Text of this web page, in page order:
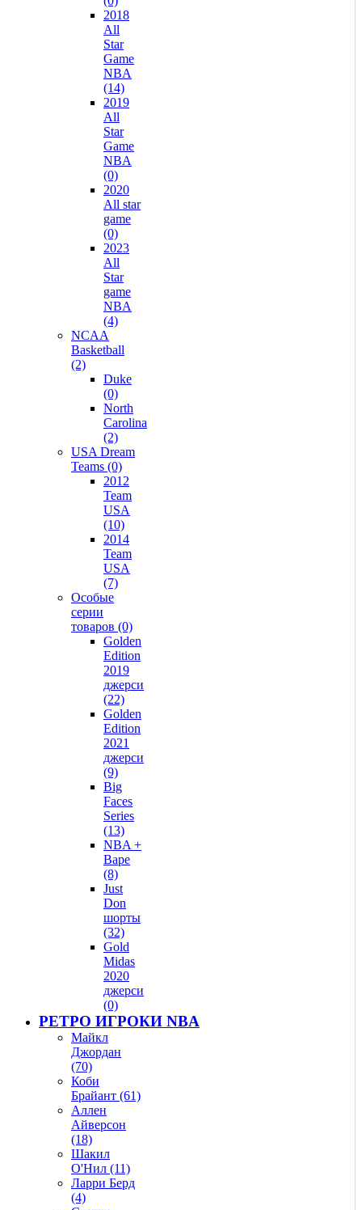
2018
All
Star
Game
NBA
(14)
2019
All
Star
Game
NBA
(0)
2020
All star
game
(0)
2023
All
Star
game
NBA
(4)
NCAA
Basketball
(2)
Duke
(0)
North
Carolina
(2)
USA Dream
Teams (0)
2012
Team
USA
(10)
2014
Team
USA
(7)
Особые
серии
товаров (0)
Golden
Edition
2019
джерси
(22)
Golden
Edition
2021
джерси
(9)
Big
Faces
Series
(13)
NBA +
Bape
(8)
Just
Don
шорты
(32)
Gold
Midas
2020
джерси
(0)
РЕТРО ИГРОКИ NBA
Майкл
Джордан
(70)
Коби
Брайант (61)
Аллен
Айверсон
(18)
Шакил
О'Нил (11)
Ларри Берд
(4)